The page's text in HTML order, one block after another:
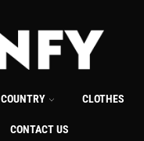
COUNTRY CLOTHES
CONTACT US